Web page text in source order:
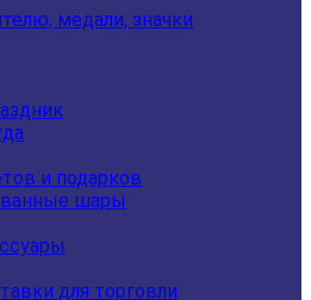
медали, значки
и подарков
шары
для торговли